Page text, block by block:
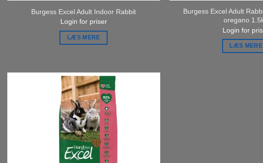
Burgess Excel Adult Indoor Rabbit
Login for priser
LÆS MERE
Burgess Excel Adult
oregano
Login for
LÆS MERE